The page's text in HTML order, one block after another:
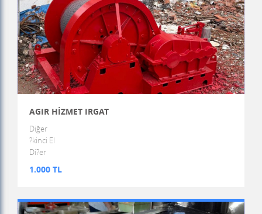
AGIR HİZMET IRGAT
Diğer
?kinci El
Di?er
1.000 TL